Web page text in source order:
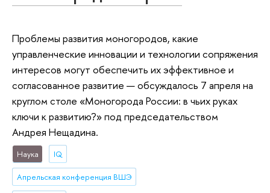
Проблемы развития моногородов, какие
управленческие инновации и технологии сопряжения
интересов могут обеспечить их эффективное и
согласованное развитие — обсуждалось 7 апреля на
круглом столе «Моногорода России: в чьих руках
ключи к развитию?» под председательством
Андрея Нещадина.
Наука IQ
Апрельская конференция ВШЭ